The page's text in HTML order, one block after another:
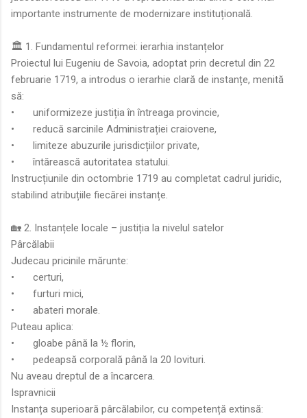
importante instrumente de modernizare instituțională.
🏛️ 1. Fundamentul reformei: ierarhia instanțelor
Proiectul lui Eugeniu de Savoia, adoptat prin decretul din 22
februarie 1719, a introdus o ierarhie clară de instanțe, menită
să:
•
uniformizeze justiția în întreaga provincie,
•
reducă sarcinile Administrației craiovene,
•
limiteze abuzurile jurisdicțiilor private,
•
întărească autoritatea statului.
Instrucțiunile din octombrie 1719 au completat cadrul juridic,
stabilind atribuțiile fiecărei instanțe.
🏡 2. Instanțele locale – justiția la nivelul satelor
Pârcălabii
Judecau pricinile mărunte:
•
certuri,
•
furturi mici,
•
abateri morale.
Puteau aplica:
•
gloabe până la ½ florin,
•
pedeapsă corporală până la 20 lovituri.
Nu aveau dreptul de a încarcera.
Ispravnicii
Instanța superioară pârcălabilor, cu competență extinsă: